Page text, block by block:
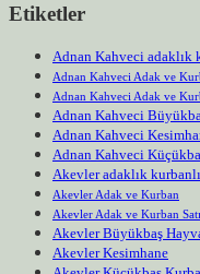
Etiketler
Adnan Kahveci adaklık
Adnan Kahveci Adak ve
Adnan Kahveci Adak ve
Adnan Kahveci
Adnan Kahveci
Adnan Kahveci
Akevler adaklık
Akevler Adak ve Kurban
Akevler Adak ve Kurban
Akevler Büyükbaş
Akevler Kesimhane